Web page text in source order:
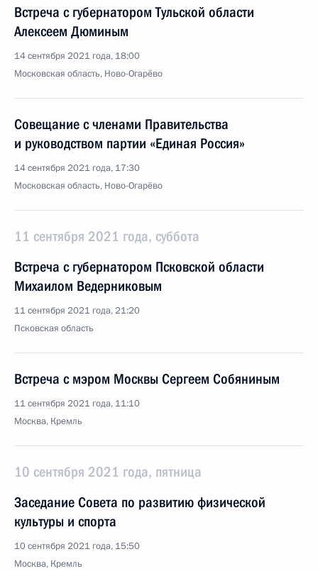
Встреча с губернатором Тульской области
Алексеем Дюминым
14 сентября 2021 года, 18:00
Московская область, Ново-Огарёво
Совещание с членами Правительства
и руководством партии «Единая Россия»
14 сентября 2021 года, 17:30
Московская область, Ново-Огарёво
11 сентября 2021 года, суббота
Встреча с губернатором Псковской области
Михаилом Ведерниковым
11 сентября 2021 года, 21:20
Псковская область
Встреча с мэром Москвы Сергеем Собяниным
11 сентября 2021 года, 11:10
Москва, Кремль
10 сентября 2021 года, пятница
Заседание Совета по развитию физической
культуры и спорта
10 сентября 2021 года, 15:50
Москва, Кремль